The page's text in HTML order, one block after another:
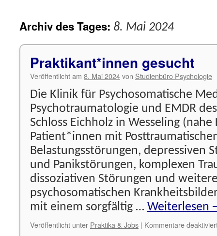
Archiv des Tages: 8. Mai 2024
Praktikant*innen gesucht
Veröffentlicht am 8. Mai 2024von Studienbüro Psychologie
Die Klinik für Psychosomatische
Psychotraumatologie und EMDR
Schloss Eichholz in Wesseling
Patient*innen mit
Belastungsstörungen, depressiven
und Panikstörungen, komplexen
dissoziativen Störungen und
psychosomatischen
mit einem sorgfältig … Weiterlesen
Veröffentlicht unter Praktika & Jobs | Kommentare